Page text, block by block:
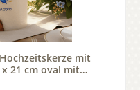
mit
21 cm oval mit